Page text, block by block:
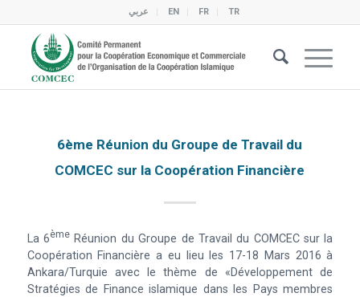
عربي EN FR TR
6ème Réunion du Groupe de Travail du
COMCEC sur la Coopération Financière
La 6ÈmeRéunion du Groupe de Travail du COMCEC sur la
Coopération Financière a eu lieu les 17-18 Mars 2016 à
Ankara/Turquie avec le thème de «Développement de
Stratégies de Finance islamique dans les Pays membres